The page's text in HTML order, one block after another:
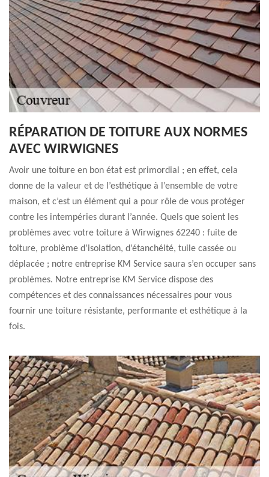
RÉPARATION DE TOITURE AUX NORMES
AVEC WIRWIGNES
Avoir une toiture en bon état est primordial ; en effet, cela
donne de la valeur et de l’esthétique à l’ensemble de votre
maison, et c’est un élément qui a pour rôle de vous protéger
contre les intempéries durant l’année. Quels que soient les
problèmes avec votre toiture à Wirwignes 62240 : fuite de
toiture, problème d’isolation, d’étanchéité, tuile cassée ou
déplacée ; notre entreprise KM Service saura s’en occuper sans
problèmes. Notre entreprise KM Service dispose des
compétences et des connaissances nécessaires pour vous
fournir une toiture résistante, performante et esthétique à la
fois.